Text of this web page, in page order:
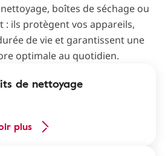
boîtes de séchage ou
: ils protègent vos appareils,
de vie et garantissent une
optimale au quotidien.
de nettoyage
plus